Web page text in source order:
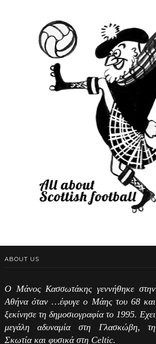
ABOUT US
Ο Μάνος Κασσωτάκης γεννήθηκε στην
Αθήνα όταν …έφυγε ο Μάης του 68 και
ξεκίνησε τη δημοσιογραφία το 1995. Εχει
μεγάλη αδυναμία στη Γλασκώβη, τη
Σκωτία και φυσικά στη Celtic.